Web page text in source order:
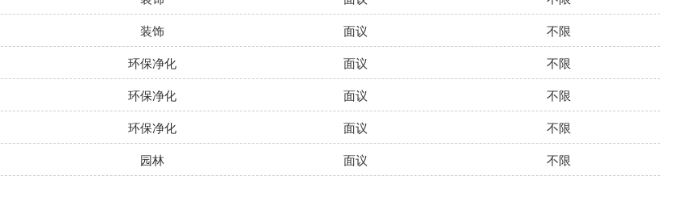
装饰 面议
不限
环保净化 面议
不限
环保净化 面议
不限
环保净化 面议
不限
园林 面议 不限